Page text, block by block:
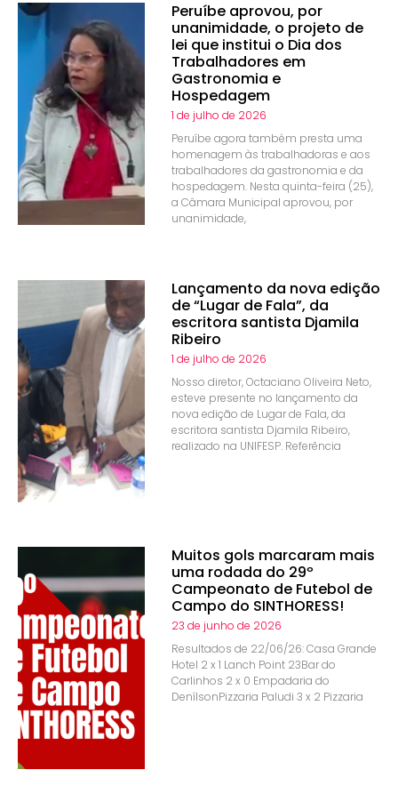
Peruíbe aprovou, por
unanimidade, o projeto de
lei que institui o Dia dos
Trabalhadores em
Gastronomia e
Hospedagem
1 de julho de 2026
Peruíbe agora também presta uma
homenagem às trabalhadoras e aos
trabalhadores da gastronomia e da
hospedagem. Nesta quinta-feira (25),
a Câmara Municipal aprovou, por
unanimidade,
Lançamento da nova edição
de “Lugar de Fala”, da
escritora santista Djamila
Ribeiro
1 de julho de 2026
Nosso diretor, Octaciano Oliveira Neto,
esteve presente no lançamento da
nova edição de Lugar de Fala, da
escritora santista Djamila Ribeiro,
realizado na UNIFESP. Referência
Muitos gols marcaram mais
uma rodada do 29º
Campeonato de Futebol de
Campo do SINTHORESS!
23 de junho de 2026
Resultados de 22/06/26: Casa Grande
Hotel 2 x 1 Lanch Point 23Bar do
Carlinhos 2 x 0 Empadaria do
DenílsonPizzaria Paludi 3 x 2 Pizzaria